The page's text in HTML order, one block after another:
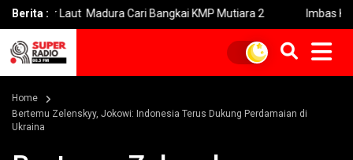
Berita :
Madura Cari Bangkai KMP Mutiara 2 Imbas Kebakaran
Home
Bertemu Zelenskyy, Jokowi: Indonesia Terus Dukung Perdamaian di
Ukraina